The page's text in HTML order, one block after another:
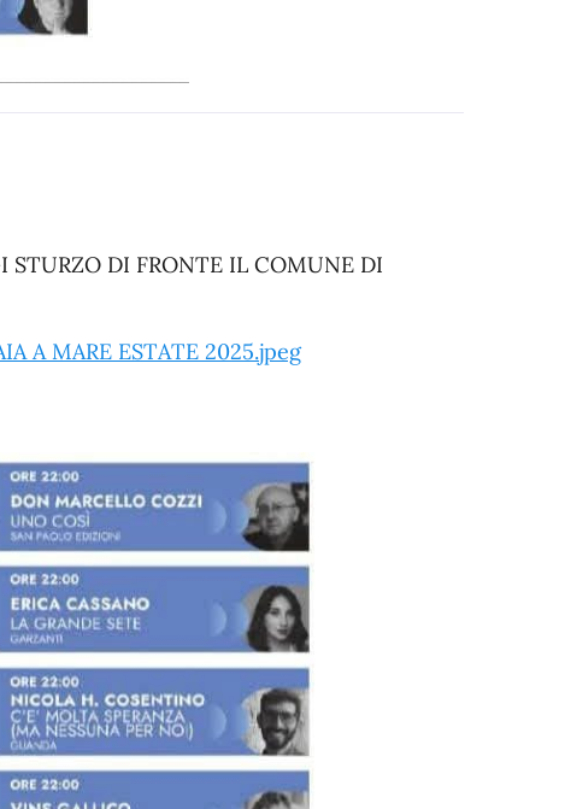
STURZO DI FRONTE IL COMUNE DI
A MARE ESTATE 2025.jpeg